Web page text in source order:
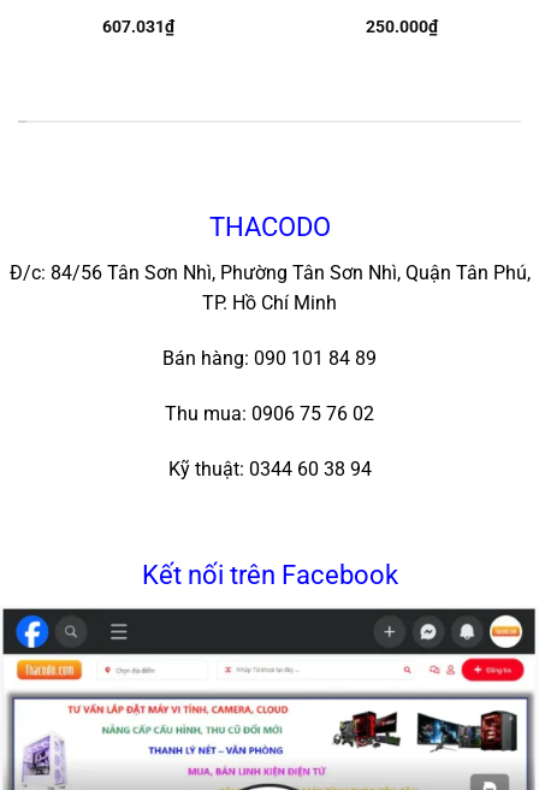
607.031₫ 250.000₫
THACODO
Đ/c: 84/56 Tân Sơn Nhì, Phường Tân Sơn Nhì, Quận Tân Phú,
TP. Hồ Chí Minh
Bán hàng: 090 101 84 89
Thu mua: 0906 75 76 02
Kỹ thuật: 0344 60 38 94
Kết nối trên Facebook